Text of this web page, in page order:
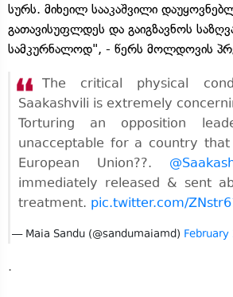
სურს. მიხეილ სააკაშვილი
გათავისუფლდეს და გაიგზავნოს
სამკურნალოდ", - წერს მოლდოვის
The critical physical
Saakashvili is extremely
Torturing an opposition
unacceptable for a country
European Union??.
immediately released & sent
treatment. pic.twitter.com/
— Maia Sandu (@sandumaiamd) February
.